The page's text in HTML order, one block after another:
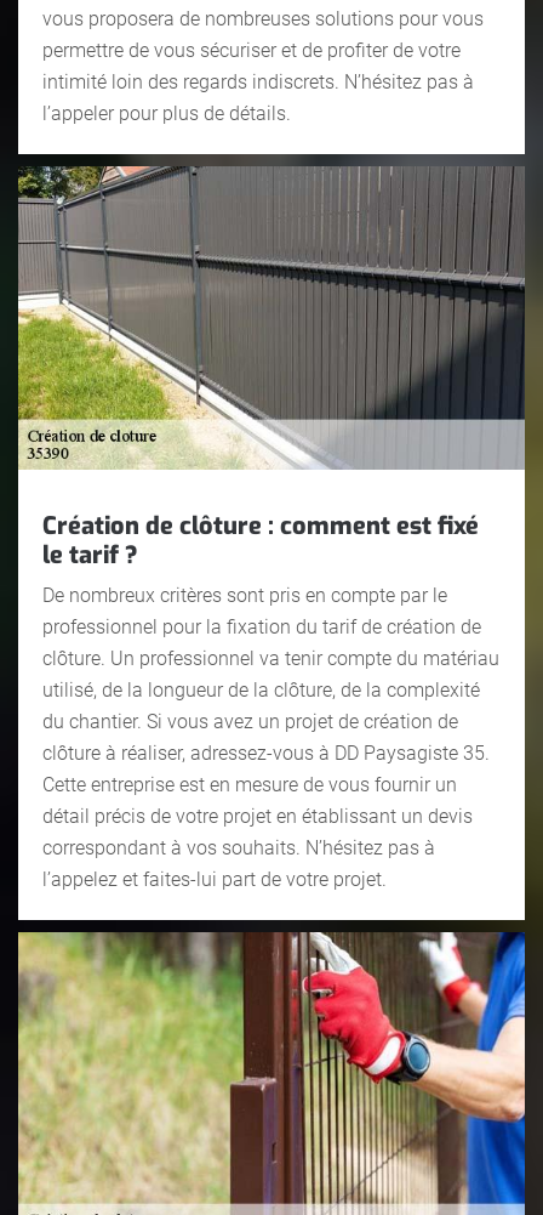
vous proposera de nombreuses solutions pour vous
permettre de vous sécuriser et de profiter de votre
intimité loin des regards indiscrets. N’hésitez pas à
l’appeler pour plus de détails.
Création de clôture : comment est fixé
le tarif ?
De nombreux critères sont pris en compte par le
professionnel pour la fixation du tarif de création de
clôture. Un professionnel va tenir compte du matériau
utilisé, de la longueur de la clôture, de la complexité
du chantier. Si vous avez un projet de création de
clôture à réaliser, adressez-vous à DD Paysagiste 35.
Cette entreprise est en mesure de vous fournir un
détail précis de votre projet en établissant un devis
correspondant à vos souhaits. N’hésitez pas à
l’appelez et faites-lui part de votre projet.